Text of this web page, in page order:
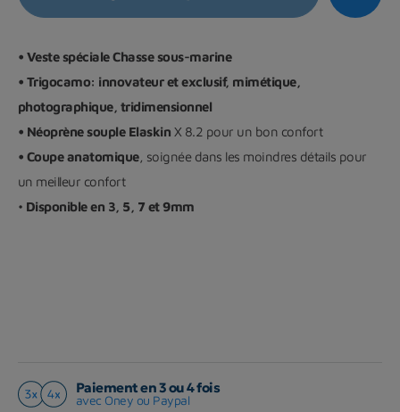
• Veste spéciale Chasse sous-marine
• Trigocamo: innovateur et exclusif, mimétique,
photographique, tridimensionnel
• Néoprène souple Elaskin X 8.2 pour un bon confort
• Coupe anatomique, soignée dans les moindres détails pour
un meilleur confort
• Disponible en 3, 5, 7 et 9mm
Paiement en 3 ou 4 fois
avec Oney ou Paypal